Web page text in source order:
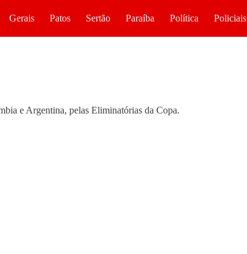
Gerais Patos Sertão Paraíba Política Policiais
e Argentina, pelas Eliminatórias da Copa.